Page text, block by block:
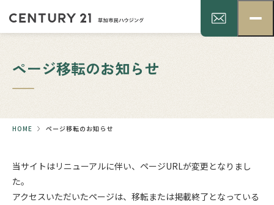
ページ移転のお知らせ
HOME ページ移転のお知らせ
当サイトはリニューアルに伴い、ページURLが変更となりまし
た。
アクセスいただいたページは、移転または掲載終了となっている